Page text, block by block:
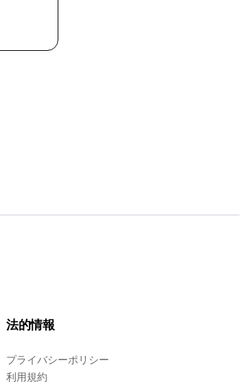
法的情報
プライバシーポリシー
利用規約